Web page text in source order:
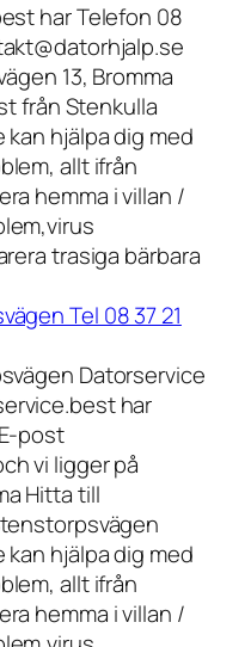
har Telefon 08
13, Bromma
från Stenkulla
hjälpa dig med
allt ifrån
hemma i villan /
trasiga bärbara
Tel 08 37 21
Datorservice
har
post
vi ligger på
Hitta till
hjälpa dig med
allt ifrån
hemma i villan /